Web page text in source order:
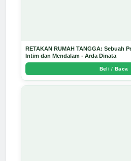
RETAKAN RUMAH TANGGA: Sebuah
Intim dan Mendalam - Arda Dinata
Beli / Baca